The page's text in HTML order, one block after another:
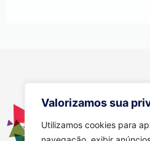
Valorizamos sua
Utilizamos cookies para